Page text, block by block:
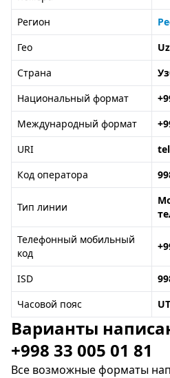
Регион
Гео
Страна
Национальный формат
Международный формат
URI
Код оператора
Тип линии
Телефонный мобильный
код
ISD
Часовой пояс
Варианты
+998 33 005 01 81
Все возможные форматы